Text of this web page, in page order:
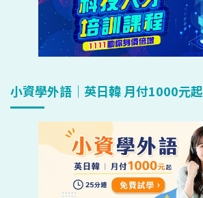
小資學外語｜英日韓 月付1000元起